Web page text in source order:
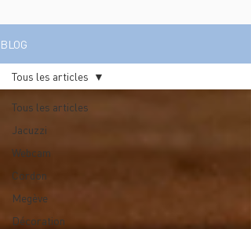
BLOG
Tous les articles
Jacuzzi
Webcam
Cordon
Megève
Décoration
Tous les articles